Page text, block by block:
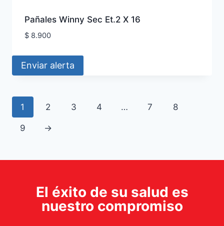
Pañales Winny Sec Et.2 X 16
$8.900
Enviar alerta
1 2 3 4 … 7 8
9 →
El éxito de su salud es
nuestro compromiso